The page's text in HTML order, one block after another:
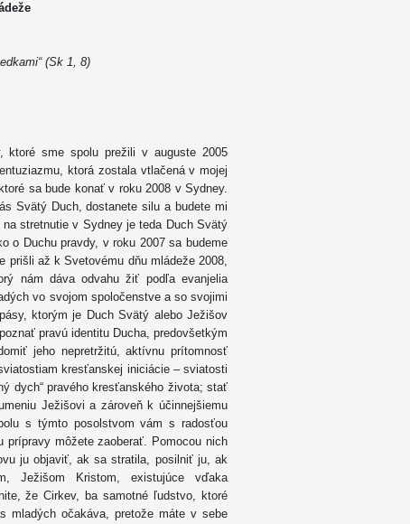
(Sk 1, 8)
ktoré sme spolu prežili v auguste 2005
ktorá zostala vtlačená v mojej
sa bude konať v roku 2008 v Sydney.
Svätý Duch, dostanete silu a budete mi
stretnutie v Sydney je teda Duch Svätý
o Duchu pravdy, v roku 2007 sa budeme
prišli až k Svetovému dňu mládeže 2008,
nám dáva odvahu žiť podľa evanjelia
vo svojom spoločenstve a so svojimi
ktorým je Duch Svätý alebo Ježišov
pravú identitu Ducha, predovšetkým
jeho nepretržitú, aktívnu prítomnosť
kresťanskej iniciácie – sviatosti
dych“ pravého kresťanského života; stať
Ježišovi a zároveň k účinnejšiemu
s týmto posolstvom vám s radosťou
prípravy môžete zaoberať. Pomocou nich
ju objaviť, ak sa stratila, posilniť ju, ak
Ježišom Kristom, existujúce vďaka
že Cirkev, ba samotné ľudstvo, ktoré
mladých očakáva, pretože máte v sebe